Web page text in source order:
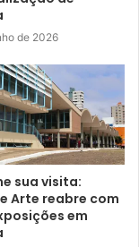
de tudo, o
de 2024,
de tarde,
também a
em outros polos
e o Centro
de 2026
sua visita:
Arte reabre com
em